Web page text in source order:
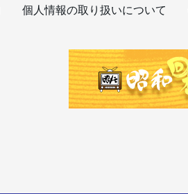
個人情報の取り扱いについて